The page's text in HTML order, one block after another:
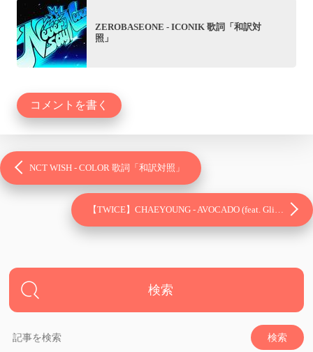
ZEROBASEONE - ICONIK 歌詞「和訳対
照」
コメントを書く
NCT WISH - COLOR 歌詞「和訳対照」
【TWICE】CHAEYOUNG - AVOCADO (feat. Gli…
検索